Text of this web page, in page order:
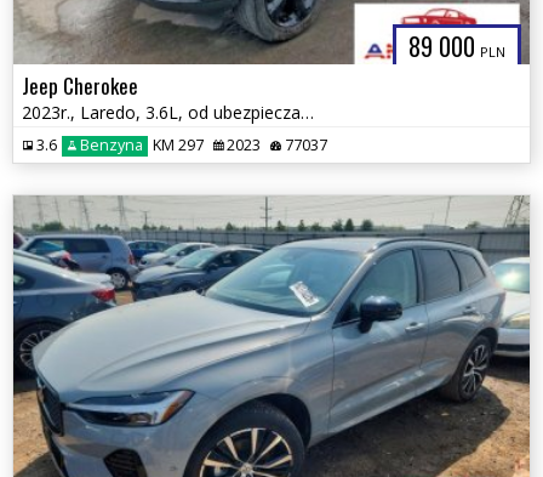
89 000 PLN
Jeep Cherokee
2023r., Laredo, 3.6L, od ubezpieczalni
3.6 Benzyna KM 297 2023 77037